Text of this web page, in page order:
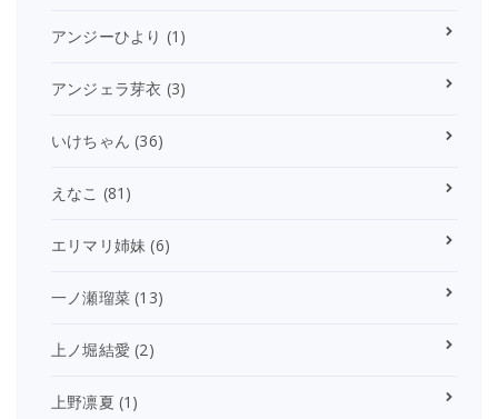
アンジーひより (1)
アンジェラ芽衣 (3)
いけちゃん (36)
えなこ (81)
エリマリ姉妹 (6)
一ノ瀬瑠菜 (13)
上ノ堀結愛 (2)
上野凛夏 (1)